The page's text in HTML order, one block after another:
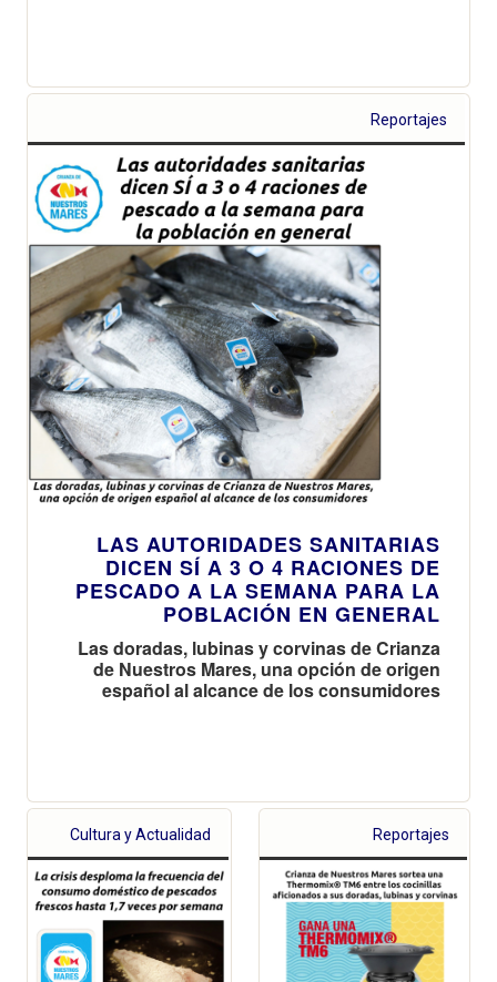
Reportajes
LAS AUTORIDADES SANITARIAS
DICEN SÍ A 3 O 4 RACIONES DE
PESCADO A LA SEMANA PARA LA
POBLACIÓN EN GENERAL
Las doradas, lubinas y corvinas de Crianza
de Nuestros Mares, una opción de origen
español al alcance de los consumidores
Cultura y Actualidad Reportajes